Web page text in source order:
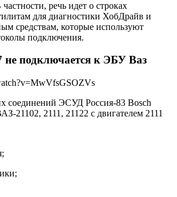
речь идет о строках
для диагностики ХобДрайв и
средствам, которые используют
подключения.
не подключается к ЭБУ Ваз
соединений ЭСУД Россия-83 Bosch
21102, 2111, 21122 с двигателем 2111